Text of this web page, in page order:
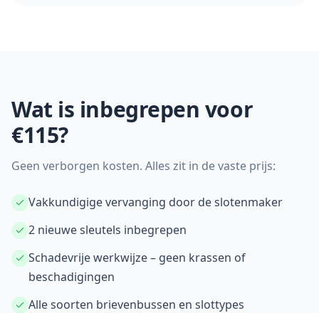
Wat is inbegrepen voor
€115?
Geen verborgen kosten. Alles zit in de vaste prijs:
Vakkundigige vervanging door de slotenmaker
2 nieuwe sleutels inbegrepen
Schadevrije werkwijze – geen krassen of
beschadigingen
Alle soorten brievenbussen en slottypes